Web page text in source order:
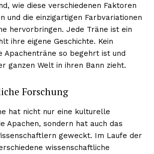
wie diese verschiedenen Faktoren
und die einzigartigen Farbvariationen
hervorbringen. Jede Träne ist ein
ihre eigene Geschichte. Kein
Apachenträne so begehrt ist und
ganzen Welt in ihren Bann zieht.
Forschung
hat nicht nur eine kulturelle
Apachen, sondern hat auch das
geweckt. Im Laufe der
wissenschaftliche